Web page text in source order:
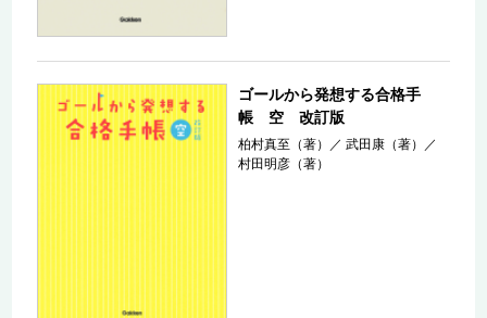
ゴールから発想する合格手
帳 空 改訂版
柏村真至（著） ／武田康（著）
／
村田明彦（著）